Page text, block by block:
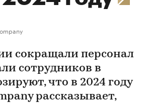
сокращали персонал
сотрудников в
что в 2024 году
рассказывает,